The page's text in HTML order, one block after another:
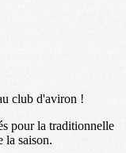
club d'aviron !
pour la traditionnelle
la saison.